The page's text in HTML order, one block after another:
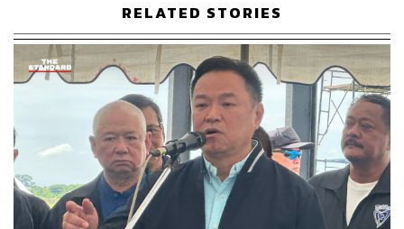
– ศาลอุทธรณ์ (7 พฤษภาคม 2563) พิพากษาแก้ความผิดฐาน
มีอาวุธปืนฯ เป็นจำคุก 5 เดือน ลดโทษกึ่งหนึ่งเหลือ 3 เดือน
เมื่อรวมกับโทษฐานอื่นตามคำพิพากษาศาลชั้นต้นเป็นจำคุก
1 ปี 15 เดือน และบวกโทษจำคุก 1 ปี 3 เดือน ที่รอการลงโทษ
ไว้ในคดีทำร้ายร่างกาย ทำให้รวมเป็นจำคุก 2 ปี 18 เดือน
โดยไม่รอลงอาญา
โดยเสกสรรค์ได้รับการปล่อยชั่วคราวระหว่างฎีกาด้วยวงเงิน
ประกัน 600,000 บาท
RELATED STORIES